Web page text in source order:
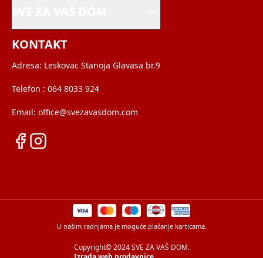
KONTAKT
Adresa: Leskovac Stanoja Glavasa br.9
Telefon : 064 8033 924
Email: office@svezavasdom.com
U našim radnjama je moguće plaćanje karticama.
Copyright© 2024 SVE ZA VAŠ DOM.